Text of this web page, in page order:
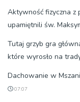
Aktywność fizyczna z
upamiętnili św.
Tutaj grzyb gra
które wyrosło na
Dachowanie w
07:07